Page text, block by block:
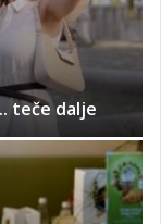
teče dalje